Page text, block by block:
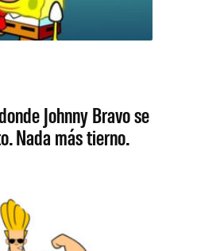
Johnny Bravo se
Nada más tierno.